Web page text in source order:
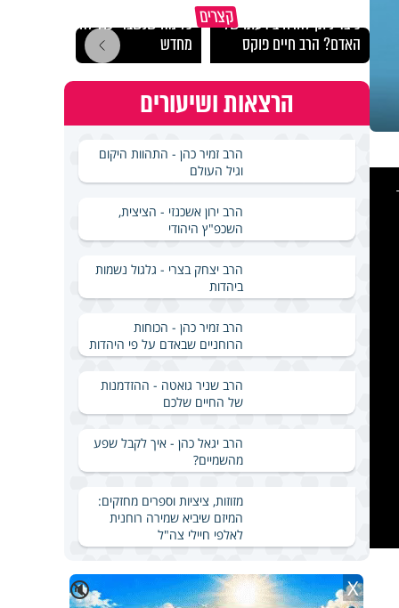
קצריםכיצד ניתן להרחיב דעתו של
האדם? הרב חיים פוקס
כל מה שנשבר יכול להיבנות
מחדש
הרצאות ושיעורים
הרב זמיר כהן - התהוות היקום
וגיל העולם
הרב ירון אשכנזי - הציצית,
השכפ"ץ היהודי
הרב יצחק בצרי - גלגול נשמות
ביהדות
הרב זמיר כהן - הכוחות
הרוחניים שבאדם על פי היהדות
הרב שניר גואטה - ההזדמנות
של החיים שלכם
הרב יגאל כהן - איך לקבל שפע
מהשמיים?
מזוזות, ציציות וספרים מחזקים:
המיזם שיביא שמירה רוחנית
לאלפי חיילי צה"ל
🔇 X